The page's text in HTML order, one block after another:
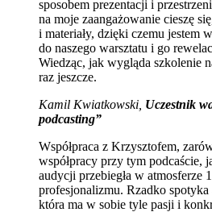
sposobem prezentacji i
na moje zaangażowanie cieszę
i materiały, dzięki czemu jestem
do naszego warsztatu i go
Wiedząc, jak wygląda szkolenie
raz jeszcze.
Kamil Kwiatkowski, Uczestnik
podcasting”
Współpraca z Krzysztofem,
współpracy przy tym podcaście,
audycji przebiegła w atmosferze
profesjonalizmu. Rzadko spotyka
która ma w sobie tyle pasji i